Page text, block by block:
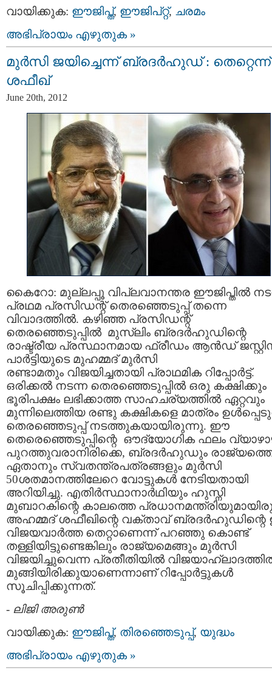
വായിക്കുക: ഈജിപ്ത്, ഈജിപ്റ്റ്‌, ചരമം
അഭിപ്രായം എഴുതുക »
മുര്‍സി ജയിച്ചെന്ന് ബ്രദര്‍ഹുഡ് : തെറ്റെന്ന്
ശഫീഖ്
June 20th, 2012
കൈറോ: മുല്ലപ്പൂ വിപ്ലവാനന്തര ഈജിപ്തില്‍
പ്രഥമ പ്രസിഡന്റ് തെരഞ്ഞെടുപ്പ് തന്നെ
വിവാദത്തില്‍. കഴിഞ്ഞ പ്രസിഡന്റ്
തെരഞ്ഞെടുപ്പില്‍ മുസ്ലിം ബ്രദര്‍ഹുഡിന്റെ
രാഷ്ട്രീയ പ്രസ്ഥാനമായ ഫ്രീഡം ആന്‍ഡ്
പാര്‍ട്ടിയുടെ മുഹമ്മദ് മുര്‍സി
രണ്ടാമതും വിജയിച്ചതായി പ്രാഥമിക റിപ്പോര്‍ട്ട്.
ഒരിക്കല്‍ നടന്ന തെരഞ്ഞെടുപ്പില്‍ ഒരു കക്ഷിക്കും
ഭൂരിപക്ഷം ലഭിക്കാത്ത സാഹചര്യത്തില്‍ ഏറ്റവും
മുന്നിലെത്തിയ രണ്ടു കക്ഷികളെ മാത്രം
തെരഞ്ഞെടുപ്പ് നടത്തുകയായിരുന്നു. ഈ
തെരെഞ്ഞെടുപ്പിന്റെ ഔദ്യോഗിക ഫലം
പുറത്തുവരാനിരിക്കെ, ബ്രദര്‍ഹുഡും
ഏതാനും സ്വതന്ത്രപത്രങ്ങളും മുര്‍സി
50ശതമാനത്തിലേറെ വോട്ടുകള്‍ നേടിയതായി
അറിയിച്ചു. എതിര്‍സ്ഥാനാര്‍ഥിയും ഹുസ്നി
മുബാറകിന്റെ കാലത്തെ
അഹമ്മദ് ശഫീഖിന്റെ വക്താവ്
വിജയവാര്‍ത്ത തെറ്റാണെന്ന് പറഞ്ഞു കൊണ്ട്
തള്ളിയിട്ടുണ്ടെങ്കിലും രാജ്യമെങ്ങും മുര്‍സി
വിജയിച്ചുവെന്ന പ്രതീതിയില്‍
മുങ്ങിയിരിക്കുയാണെന്നാണ് റിപ്പോര്‍ട്ടുകള്‍
സൂചിപ്പിക്കുന്നത്.
- ലിജി അരുണ്‍
വായിക്കുക: ഈജിപ്ത്, തിരഞ്ഞെടുപ്പ്‌, യുദ്ധം
അഭിപ്രായം എഴുതുക »